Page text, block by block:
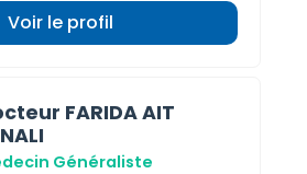
Voir le profil
FARIDA AIT
Généraliste